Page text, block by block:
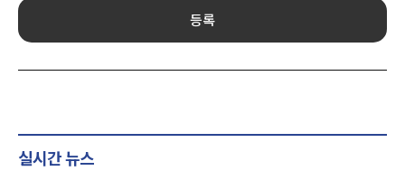
등록
실시간 뉴스